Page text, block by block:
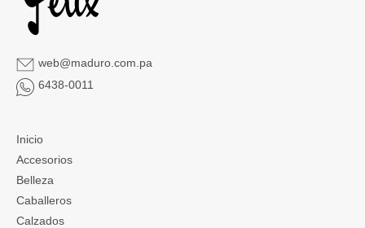
web@maduro.com.pa
6438-0011
Inicio
Accesorios
Belleza
Caballeros
Calzados